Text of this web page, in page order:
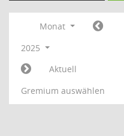
Monat
2025
Aktuell
Gremium auswählen